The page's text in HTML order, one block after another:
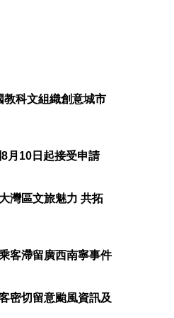
教科文組織創意城市
月10日起接受申請
灣區文旅魅力 共拓
客滯留廣西南寧事件
密切留意颱風資訊及